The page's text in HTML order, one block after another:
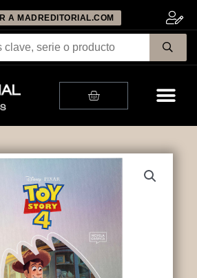
IR A MADREDITORIAL.COM
Cart